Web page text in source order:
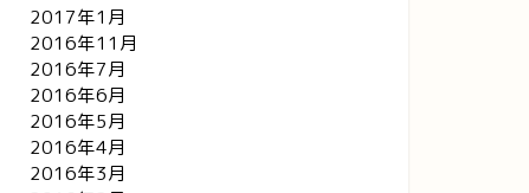
2017年1月
2016年11月
2016年7月
2016年6月
2016年5月
2016年4月
2016年3月